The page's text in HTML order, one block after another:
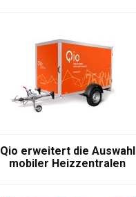
Qio erweitert die Auswahl
mobiler Heizzentralen